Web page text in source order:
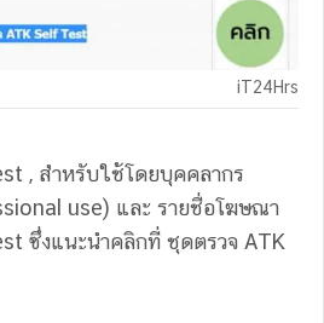
iT24Hrs
, สำหรับใช้โดยบุคคลากร
use) และ รายชื่อโฆษณา
ซึ่งแนะนำคลิกที่ ชุดตรวจ ATK